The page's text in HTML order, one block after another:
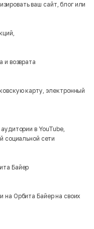
ваш сайт, блог или
и возврата
карту, электронный
в YouTube,
социальной сети
Байер
на Орбита Байер на своих